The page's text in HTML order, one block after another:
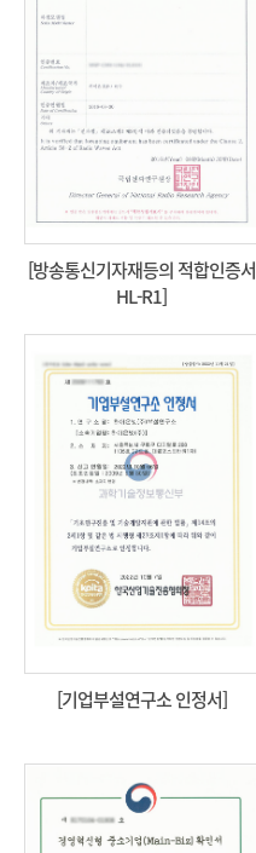
[방송통신기자재등의 적합인증서
HL-R1]
[기업부설연구소 인정서]